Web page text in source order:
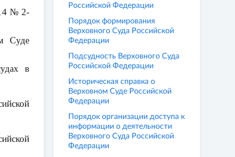
№ 2-
Суде
в
Российской Федерации
Порядок формирования
Верховного Суда Российской
Федерации
Подсудность Верховного Суда
Российской Федерации
Историческая справка о
Верховном Суде Российской
Федерации
Порядок организации доступа к
информации о деятельности
Верховного Суда Российской
Федерации